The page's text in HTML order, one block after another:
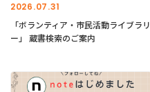
2026.07.31
「ボランティア・市民活動ライブラリ
ー」 蔵書検索のご案内